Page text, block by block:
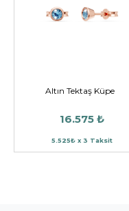
Altın Tektaş Küpe
16.575 ₺
5.525₺ x 3 Taksit